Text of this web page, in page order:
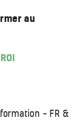
au
ROI
– FR &